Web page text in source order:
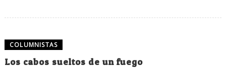
COLUMNISTAS
Los cabos sueltos de un fuego